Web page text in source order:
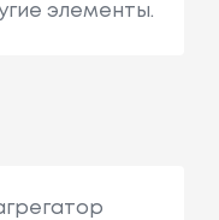
элементы.